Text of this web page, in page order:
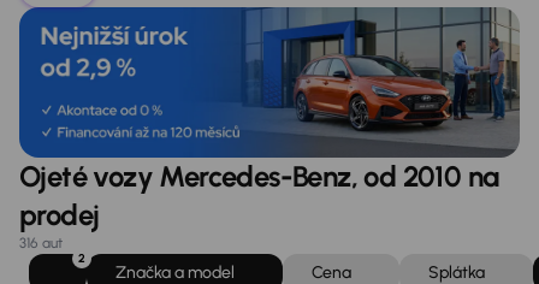
Ojeté vozy Mercedes-Benz, od 2010 na
prodej
316 aut
2
Značka a model Cena
Splátka